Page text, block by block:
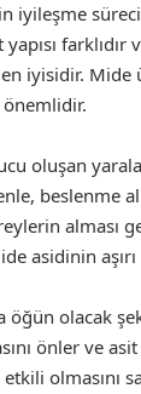
iyileşme
iyisidir. Mide
oluşan
beslenme
alması
asidinin
olacak
önler ve asit
olmasını